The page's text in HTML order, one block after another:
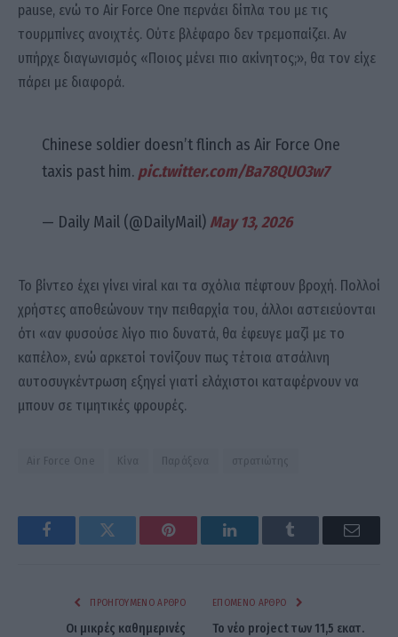
pause, ενώ το Air Force One περνάει δίπλα του με τις
τουρμπίνες ανοιχτές. Ούτε βλέφαρο δεν τρεμοπαίζει. Αν
υπήρχε διαγωνισμός «Ποιος μένει πιο ακίνητος;», θα τον είχε
πάρει με διαφορά.
Chinese soldier doesn’t flinch as Air Force One
taxis past him. pic.twitter.com/Ba78QUO3w7
— Daily Mail (@DailyMail) May 13, 2026
Το βίντεο έχει γίνει viral και τα σχόλια πέφτουν βροχή. Πολλοί
χρήστες αποθεώνουν την πειθαρχία του, άλλοι αστειεύονται
ότι «αν φυσούσε λίγο πιο δυνατά, θα έφευγε μαζί με το
καπέλο», ενώ αρκετοί τονίζουν πως τέτοια ατσάλινη
αυτοσυγκέντρωση εξηγεί γιατί ελάχιστοι καταφέρνουν να
μπουν σε τιμητικές φρουρές.
Air Force One Κίνα Παράξενα στρατιώτης
FacebookTwitter Pinterest LinkedInTumblr Email
ΠΡΟΗΓΟΎΜΕΝΟ ΆΡΘΡΟ
Οι μικρές καθημερινές
ΕΠΌΜΕΝΟ ΆΡΘΡΟ
Το νέο project των 11,5 εκατ.